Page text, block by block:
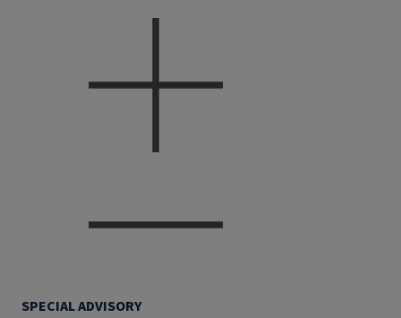
SPECIAL ADVISORY